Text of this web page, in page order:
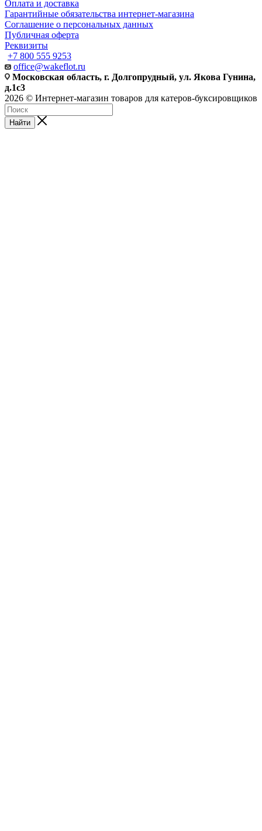
Оплата и доставка
Гарантийные обязательства интернет-магазина
Соглашение о персональных данных
Публичная оферта
Реквизиты
+7 800 555 9253
office@wakeflot.ru
Московская область, г. Долгопрудный, ул. Якова Гунина,
д.1с3
2026 © Интернет-магазин товаров для катеров-буксировщиков
Найти